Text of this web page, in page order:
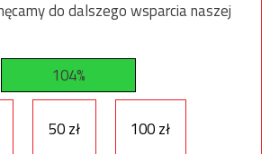
do dalszego wsparcia naszej
104%
50 zł 100 zł